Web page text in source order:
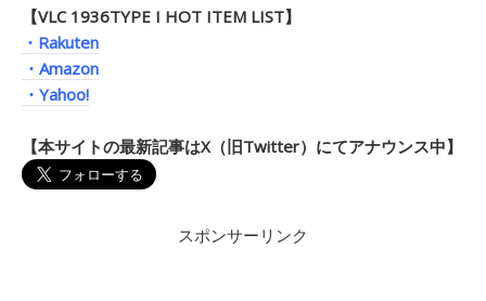
【VLC 1936TYPE I HOT ITEM LIST】
・Rakuten
・Amazon
・Yahoo!
【本サイトの最新記事はX（旧Twitter）にてアナウンス中】
スポンサーリンク